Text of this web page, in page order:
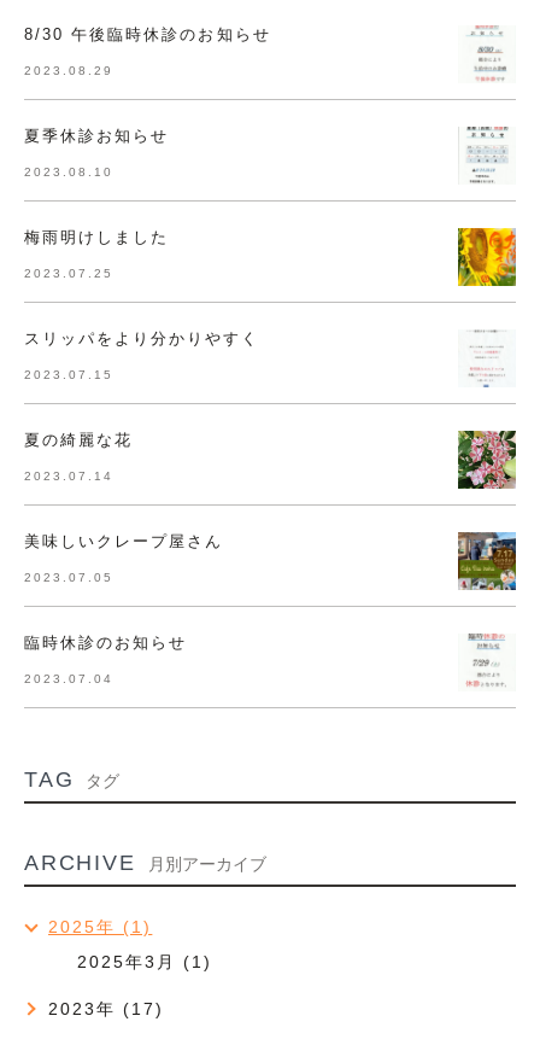
8/30 午後臨時休診のお知らせ
2023.08.29
夏季休診お知らせ
2023.08.10
梅雨明けしました
2023.07.25
スリッパをより分かりやすく
2023.07.15
夏の綺麗な花
2023.07.14
美味しいクレープ屋さん
2023.07.05
臨時休診のお知らせ
2023.07.04
TAG タグ
ARCHIVE 月別アーカイブ
2025年 (1)
2025年3月 (1)
2023年 (17)